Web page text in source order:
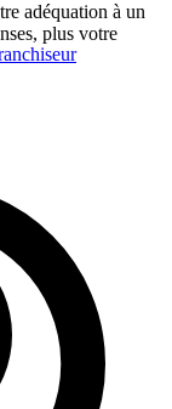
adéquation à un
plus votre